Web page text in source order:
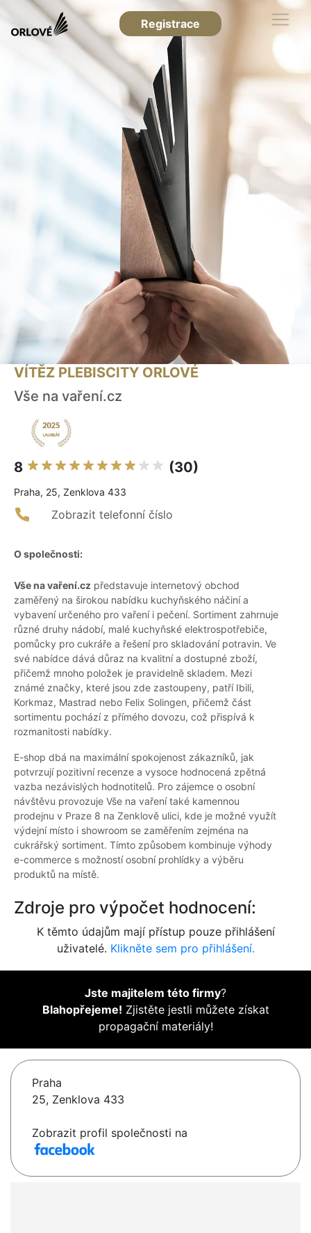
Registrace
VÍTĚZ PLEBISCITY ORLOVÉ
Vše na vaření.cz
8 (30)
Praha, 25, Zenklova 433
Zobrazit telefonní číslo
O společnosti:
Vše na vaření.cz představuje internetový obchod
zaměřený na širokou nabídku kuchyňského náčiní a
vybavení určeného pro vaření i pečení. Sortiment zahrnuje
různé druhy nádobí, malé kuchyňské elektrospotřebiče,
pomůcky pro cukráře a řešení pro skladování potravin. Ve
své nabídce dává důraz na kvalitní a dostupné zboží,
přičemž mnoho položek je pravidelně skladem. Mezi
známé značky, které jsou zde zastoupeny, patří Ibili,
Korkmaz, Mastrad nebo Felix Solingen, přičemž část
sortimentu pochází z přímého dovozu, což přispívá k
rozmanitosti nabídky.
E-shop dbá na maximální spokojenost zákazníků, jak
potvrzují pozitivní recenze a vysoce hodnocená zpětná
vazba nezávislých hodnotitelů. Pro zájemce o osobní
návštěvu provozuje Vše na vaření také kamennou
prodejnu v Praze 8 na Zenklově ulici, kde je možné využít
výdejní místo i showroom se zaměřením zejména na
cukrářský sortiment. Tímto způsobem kombinuje výhody
e-commerce s možností osobní prohlídky a výběru
produktů na místě.
Zdroje pro výpočet hodnocení:
K těmto údajům mají přístup pouze přihlášení
uživatelé. Klikněte sem pro přihlášení.
Jste majitelem této firmy?
Blahopřejeme! Zjistěte jestli můžete získat
propagační materiály!
Praha
25, Zenklova 433
Zobrazit profil společnosti na